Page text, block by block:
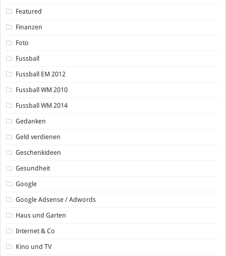
Featured
Finanzen
Foto
Fussball
Fussball EM 2012
Fussball WM 2010
Fussball WM 2014
Gedanken
Geld verdienen
Geschenkideen
Gesundheit
Google
Google Adsense / Adwords
Haus und Garten
Internet & Co
Kino und TV